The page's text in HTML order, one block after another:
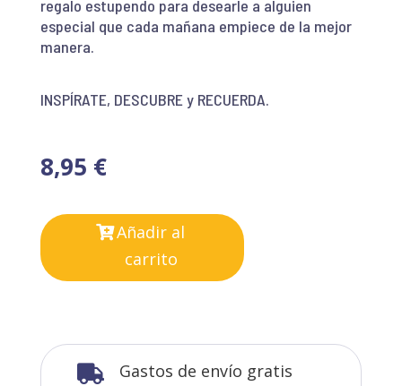
regalo estupendo para desearle a alguien
especial que cada mañana empiece de la mejor
manera.
INSPÍRATE, DESCUBRE y RECUERDA.
8,95 €
Añadir al
carrito
 Gastos de envío gratis